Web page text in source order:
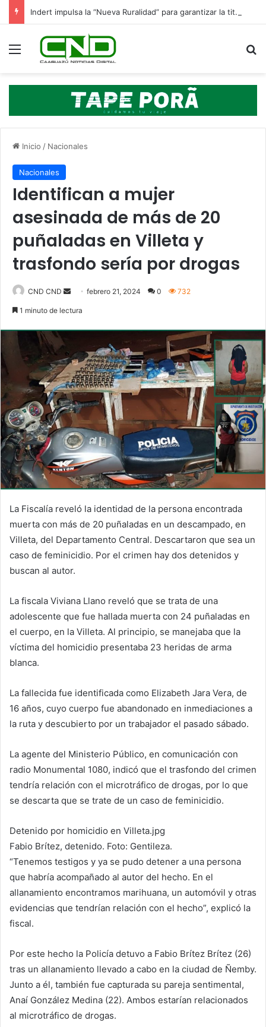
Indert impulsa la “Nueva Ruralidad” para garantizar la titulación de tierras a familias campesinas.
Menú
Inicio / Nacionales
Nacionales
Identifican a mujer
asesinada de más de 20
puñaladas en Villeta y
trasfondo sería por drogas
CND CND
Sendfebrero 21, 2024 0 732
1 minuto de lectura
La Fiscalía reveló la identidad de la persona encontrada
muerta con más de 20 puñaladas en un descampado, en
Villeta, del Departamento Central. Descartaron que sea un
caso de feminicidio. Por el crimen hay dos detenidos y
buscan al autor.
La fiscala Viviana Llano reveló que se trata de una
adolescente que fue hallada muerta con 24 puñaladas en
el cuerpo, en la Villeta. Al principio, se manejaba que la
víctima del homicidio presentaba 23 heridas de arma
blanca.
La fallecida fue identificada como Elizabeth Jara Vera, de
16 años, cuyo cuerpo fue abandonado en inmediaciones a
la ruta y descubierto por un trabajador el pasado sábado.
La agente del Ministerio Público, en comunicación con
radio Monumental 1080, indicó que el trasfondo del crimen
tendría relación con el microtráfico de drogas, por lo que
se descarta que se trate de un caso de feminicidio.
Detenido por homicidio en Villeta.jpg
Fabio Brítez, detenido. Foto: Gentileza.
“Tenemos testigos y ya se pudo detener a una persona
que habría acompañado al autor del hecho. En el
allanamiento encontramos marihuana, un automóvil y otras
evidencias que tendrían relación con el hecho”, explicó la
fiscal.
Por este hecho la Policía detuvo a Fabio Brítez Brítez (26)
tras un allanamiento llevado a cabo en la ciudad de Ñemby.
Junto a él, también fue capturada su pareja sentimental,
Anaí González Medina (22). Ambos estarían relacionados
al microtráfico de drogas.